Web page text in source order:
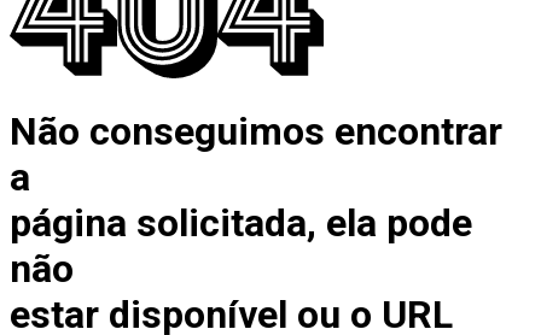
Não conseguimos encontrar
a
página solicitada, ela pode
não
estar disponível ou o URL